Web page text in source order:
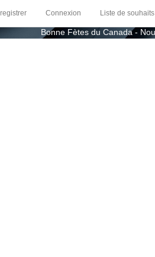
Connexion Liste de souhaits
Bonne Fètes du Canada - Nous